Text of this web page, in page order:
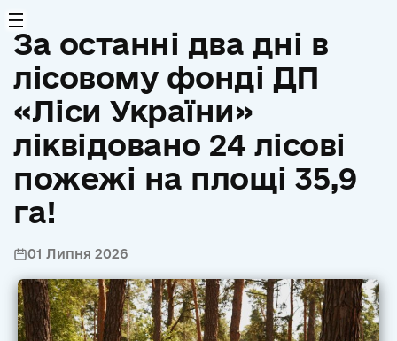
За останні два дні в
лісовому фонді ДП
«Ліси України»
ліквідовано 24 лісові
пожежі на площі 35,9
га!
01 Липня 2026